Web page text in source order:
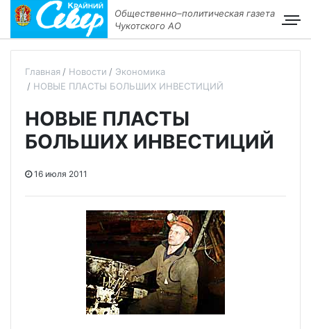
Общественно–политическая газета
Чукотского АО
Главная Новости
Экономика
НОВЫЕ ПЛАСТЫ БОЛЬШИХ ИНВЕСТИЦИЙ
НОВЫЕ ПЛАСТЫ
БОЛЬШИХ ИНВЕСТИЦИЙ
16 июля 2011